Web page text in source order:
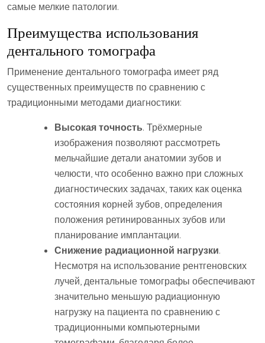
самые мелкие патологии.
Преимущества использования
дентального томографа
Применение дентального томографа имеет ряд
существенных преимуществ по сравнению с
традиционными методами диагностики:
Высокая точность. Трёхмерные
изображения позволяют рассмотреть
мельчайшие детали анатомии зубов и
челюсти, что особенно важно при сложных
диагностических задачах, таких как оценка
состояния корней зубов, определения
положения ретинированных зубов или
планирование имплантации.
Снижение радиационной нагрузки.
Несмотря на использование рентгеновских
лучей, дентальные томографы обеспечивают
значительно меньшую радиационную
нагрузку на пациента по сравнению с
традиционными компьютерными